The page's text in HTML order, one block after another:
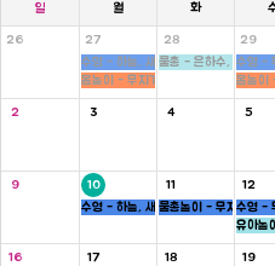
일 월 화
26
27
수영 - 하늘, 새싹반
몸놀이 - 무지개, 씨앗반
28
물총 - 은하수, 새싹, 병
29
수영 -
몸놀이
2 3 4 5
9
10
수영 - 하늘, 새싹반
11
물총놀이 - 무지개, 새
12
수영 -
유아놀
16 17
18
19